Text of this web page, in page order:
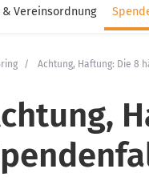
& Vereinsordnung
Achtung, Haftung: Die 8